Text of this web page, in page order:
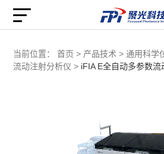
当前位置： 首页 > 产品技术 > 通用科学
流动注射分析仪 > iFIA E全自动多参数流